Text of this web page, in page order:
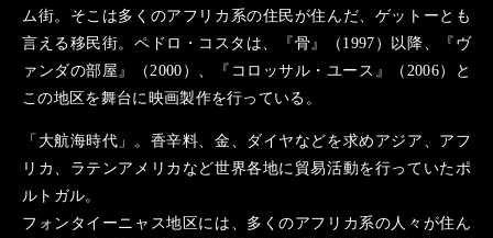
ム街。そこは多くのアフリカ系の住民が住んだ、ゲットーとも
言える移民街。ペドロ・コスタは、『骨』（1997）以降、『ヴ
ァンダの部屋』（2000）、『コロッサル・ユース』（2006）と
この地区を舞台に映画製作を行っている。
「大航海時代」。香辛料、金、ダイヤなどを求めアジア、アフ
リカ、ラテンアメリカなど世界各地に貿易活動を行っていたポ
ルトガル。
フォンタイーニャス地区には、多くのアフリカ系の人々が住ん